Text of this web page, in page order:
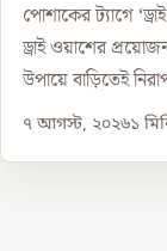
পোশাকের ট্যাগে
ড্রাই ওয়াশের
উপায়ে বাড়িতেই
৭ আগস্ট, ২০২৬১